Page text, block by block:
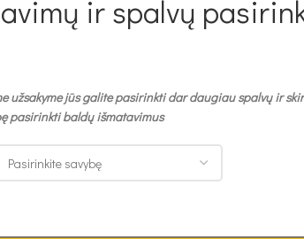
ir spalvų
užsakyme jūs galite pasirinkti dar daugiau spalvų ir
pasirinkti baldų išmatavimus